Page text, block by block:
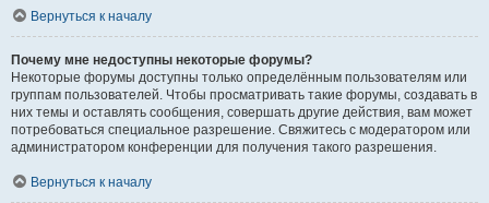
Вернуться к началу
Почему мне недоступны некоторые форумы?
Некоторые форумы доступны только определённым пользователям или
группам пользователей. Чтобы просматривать такие форумы, создавать в
них темы и оставлять сообщения, совершать другие действия, вам может
потребоваться специальное разрешение. Свяжитесь с модератором или
администратором конференции для получения такого разрешения.
Вернуться к началу